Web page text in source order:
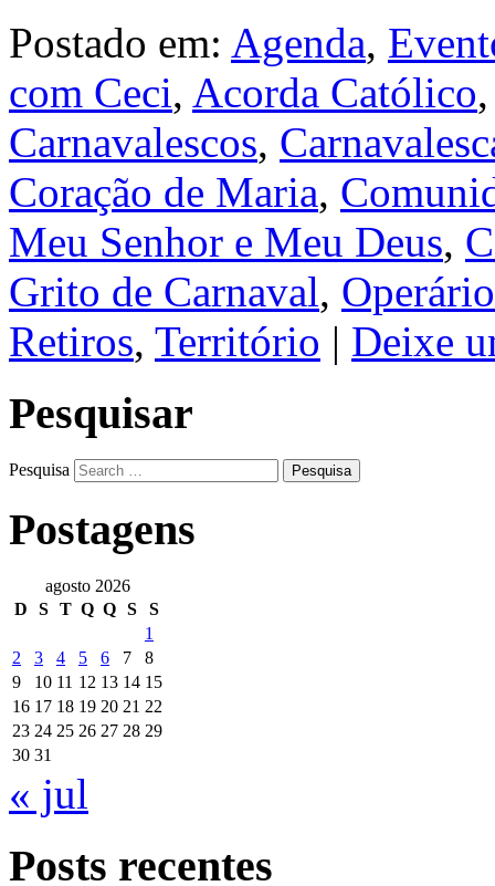
Postado em: Agenda,
com Ceci, Acorda Católico
Carnavalescos,
Coração de Maria,
Meu Senhor e Meu Deus,
Grito de Carnaval,
Retiros, Território | Deixe
Pesquisar
Pesquisa
Postagens
agosto 2026
D
S T Q Q S
S
1
2
3 4 5 6 7
8
9
10 11 12 13 14 15
16 17 18 19 20 21 22
23 24 25 26 27 28 29
30 31
« jul
Posts recentes